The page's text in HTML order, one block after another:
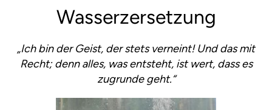
Wasserzersetzung
„Ich bin der Geist, der stets verneint! Und das mit
Recht; denn alles, was entsteht, ist wert, dass es
zugrunde geht.“